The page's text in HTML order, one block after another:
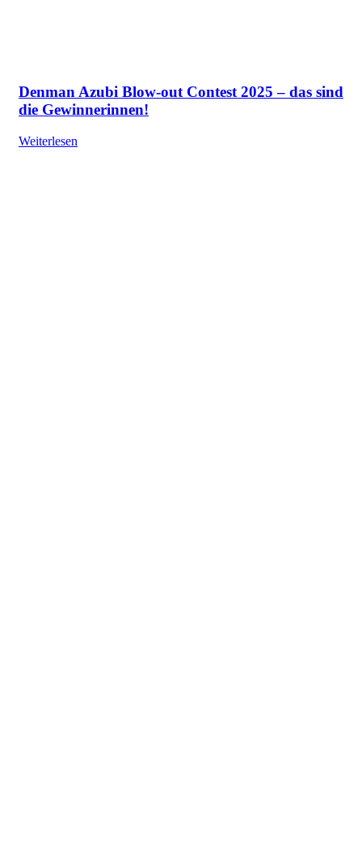
Denman Azubi Blow-out Contest 2025 – das sind
die Gewinnerinnen!
Weiterlesen